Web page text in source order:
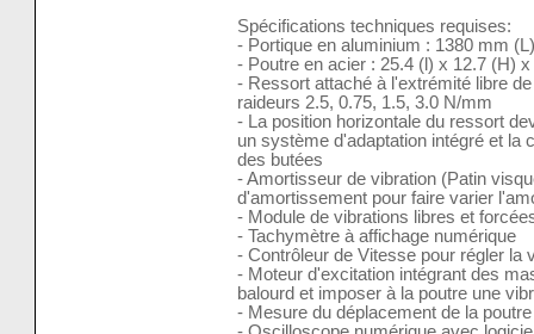
Spécifications techniques requises:
- Portique en aluminium : 1380 mm
- Poutre en acier : 25.4 (l) x 12.7 (H)
- Ressort attaché à l'extrémité libre
raideurs 2.5, 0.75, 1.5, 3.0 N/mm
- La position horizontale du ressort
un système d'adaptation intégré et la
des butées
- Amortisseur de vibration (Patin
d'amortissement pour faire varier
- Module de vibrations libres et
- Tachymètre à affichage numérique
- Contrôleur de Vitesse pour régler la
- Moteur d'excitation intégrant des
balourd et imposer à la poutre une
- Mesure du déplacement de la